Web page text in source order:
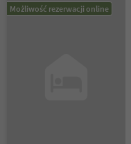
Możliwość rezerwacji online